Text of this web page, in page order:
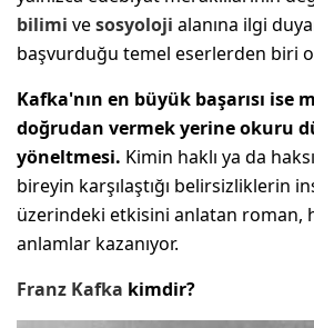
bilimi vesosyoloji alanına ilgi
başvurduğu temel eserlerden biri
Kafka'nın en büyük başarısı ise
doğrudan vermek yerine okuru
yöneltmesi. Kimin haklı ya da
bireyin karşılaştığı belirsizliklerin
üzerindeki etkisini anlatan roman,
anlamlar kazanıyor.
Franz Kafka kimdir?